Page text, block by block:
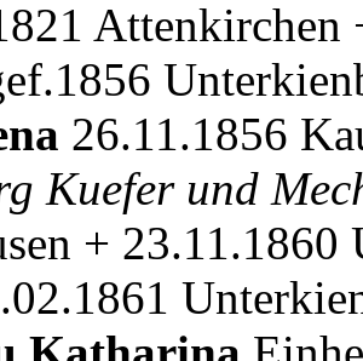
Attenkirchen
26.11.1856
Kuefer und
+ 23.11.1860